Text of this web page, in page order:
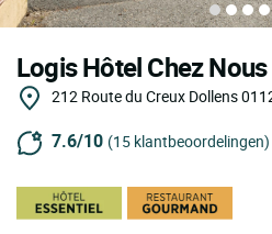
Logis Hôtel Chez Nous
212 Route du Creux Dollens
7.6/10 (15 klantbeoordelingen)